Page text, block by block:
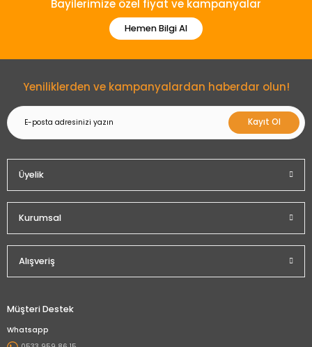
Bayilerimize özel fiyat ve kampanyalar
Hemen Bilgi Al
Yeniliklerden ve kampanyalardan haberdar olun!
Kayıt Ol
Üyelik
Kurumsal
Alışveriş
Müşteri Destek
Whatsapp